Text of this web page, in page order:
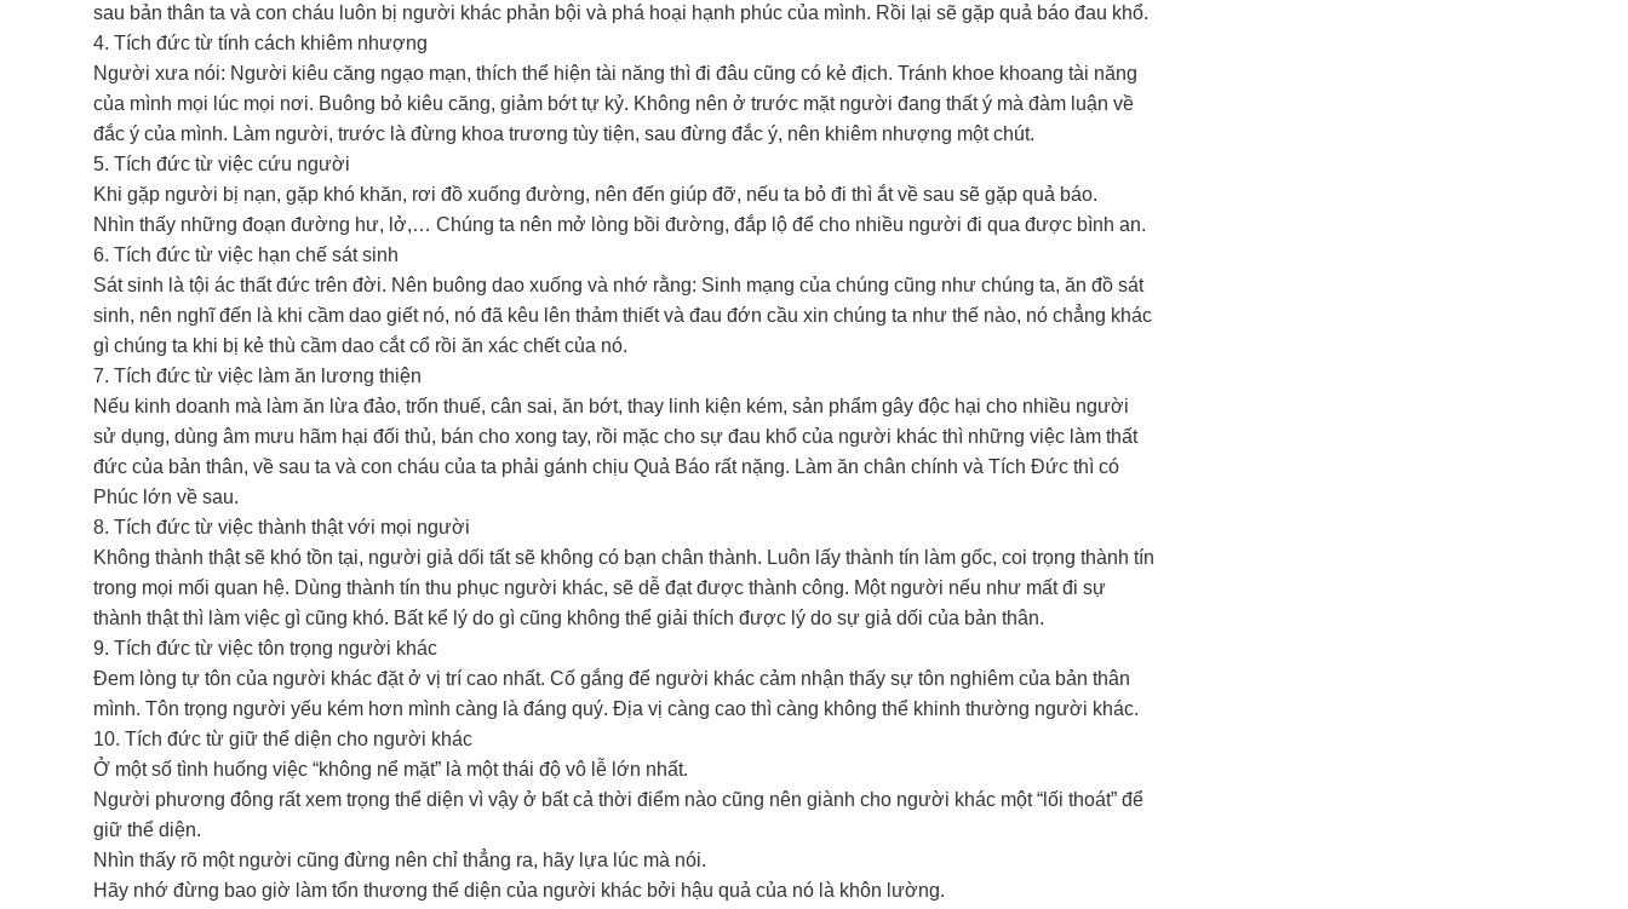
sau bản thân ta và con cháu luôn bị người khác phản bội và phá hoại hạnh phúc của mình. Rồi lại sẽ gặp quả báo đau khổ.
4. Tích đức từ tính cách khiêm nhượng
Người xưa nói: Người kiêu căng ngạo mạn, thích thể hiện tài năng thì đi đâu cũng có kẻ địch. Tránh khoe khoang tài năng
của mình mọi lúc mọi nơi. Buông bỏ kiêu căng, giảm bớt tự kỷ. Không nên ở trước mặt người đang thất ý mà đàm luận về
đắc ý của mình. Làm người, trước là đừng khoa trương tùy tiện, sau đừng đắc ý, nên khiêm nhượng một chút.
5. Tích đức từ việc cứu người
Khi gặp người bị nạn, gặp khó khăn, rơi đồ xuống đường, nên đến giúp đỡ, nếu ta bỏ đi thì ắt về sau sẽ gặp quả báo.
Nhìn thấy những đoạn đường hư, lở,… Chúng ta nên mở lòng bồi đường, đắp lộ để cho nhiều người đi qua được bình an.
6. Tích đức từ việc hạn chế sát sinh
Sát sinh là tội ác thất đức trên đời. Nên buông dao xuống và nhớ rằng: Sinh mạng của chúng cũng như chúng ta, ăn đồ sát
sinh, nên nghĩ đến là khi cầm dao giết nó, nó đã kêu lên thảm thiết và đau đớn cầu xin chúng ta như thế nào, nó chẳng khác
gì chúng ta khi bị kẻ thù cầm dao cắt cổ rồi ăn xác chết của nó.
7. Tích đức từ việc làm ăn lương thiện
Nếu kinh doanh mà làm ăn lừa đảo, trốn thuế, cân sai, ăn bớt, thay linh kiện kém, sản phẩm gây độc hại cho nhiều người
sử dụng, dùng âm mưu hãm hại đối thủ, bán cho xong tay, rồi mặc cho sự đau khổ của người khác thì những việc làm thất
đức của bản thân, về sau ta và con cháu của ta phải gánh chịu Quả Báo rất nặng. Làm ăn chân chính và Tích Đức thì có
Phúc lớn về sau.
8. Tích đức từ việc thành thật với mọi người
Không thành thật sẽ khó tồn tại, người giả dối tất sẽ không có bạn chân thành. Luôn lấy thành tín làm gốc, coi trọng thành tín
trong mọi mối quan hệ. Dùng thành tín thu phục người khác, sẽ dễ đạt được thành công. Một người nếu như mất đi sự
thành thật thì làm việc gì cũng khó. Bất kể lý do gì cũng không thể giải thích được lý do sự giả dối của bản thân.
9. Tích đức từ việc tôn trọng người khác
Đem lòng tự tôn của người khác đặt ở vị trí cao nhất. Cố gắng để người khác cảm nhận thấy sự tôn nghiêm của bản thân
mình. Tôn trọng người yếu kém hơn mình càng là đáng quý. Địa vị càng cao thì càng không thể khinh thường người khác.
10. Tích đức từ giữ thể diện cho người khác
Ở một số tình huống việc “không nể mặt” là một thái độ vô lễ lớn nhất.
Người phương đông rất xem trọng thể diện vì vậy ở bất cả thời điểm nào cũng nên giành cho người khác một “lối thoát” để
giữ thể diện.
Nhìn thấy rõ một người cũng đừng nên chỉ thẳng ra, hãy lựa lúc mà nói.
Hãy nhớ đừng bao giờ làm tổn thương thể diện của người khác bởi hậu quả của nó là khôn lường.